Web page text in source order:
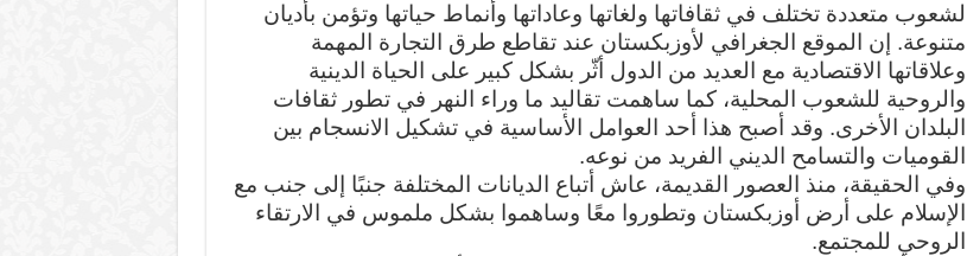
لشعوب متعددة تختلف في ثقافاتها ولغاتها وعاداتها وأنماط حياتها وتؤمن بأديان
متنوعة. إن الموقع الجغرافي لأوزبكستان عند تقاطع طرق التجارة المهمة
وعلاقاتها الاقتصادية مع العديد من الدول أثّر بشكل كبير على الحياة الدينية
والروحية للشعوب المحلية، كما ساهمت تقاليد ما وراء النهر في تطور ثقافات
البلدان الأخرى. وقد أصبح هذا أحد العوامل الأساسية في تشكيل الانسجام بين
القوميات والتسامح الديني الفريد من نوعه.
وفي الحقيقة، منذ العصور القديمة، عاش أتباع الديانات المختلفة جنبًا إلى جنب مع
الإسلام على أرض أوزبكستان وتطوروا معًا وساهموا بشكل ملموس في الارتقاء
الروحي للمجتمع.